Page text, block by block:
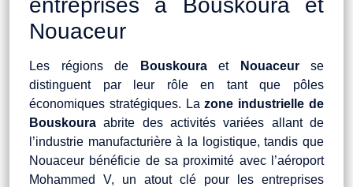
Nouaceur
Les régions de Bouskouraet Nouaceurse
distinguent par leur rôle en tant que pôles
économiques stratégiques. Lazone industrielle de
Bouskoura abrite des activités variées allant de
l’industrie manufacturière à la logistique, tandis que
Nouaceur bénéficie de sa proximité avec l’aéroport
Mohammed V, un atout clé pour les entreprises